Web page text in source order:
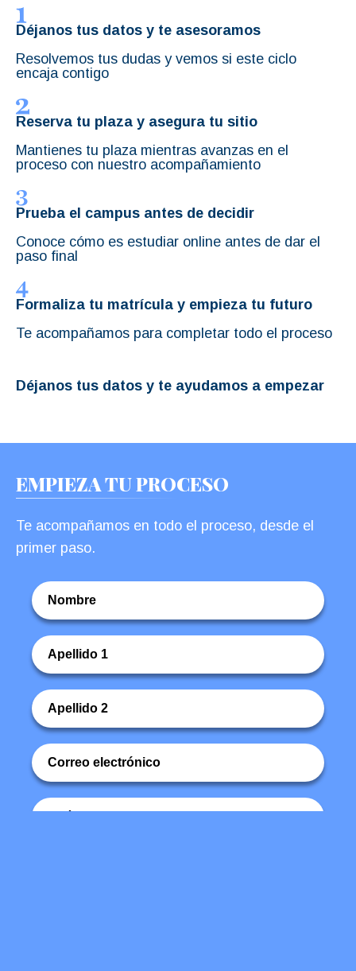
Déjanos tus datos y te asesoramos
Resolvemos tus dudas y vemos si este ciclo
encaja contigo
Reserva tu plaza y asegura tu sitio
Mantienes tu plaza mientras avanzas en el
proceso con nuestro acompañamiento
Prueba el campus antes de decidir
Conoce cómo es estudiar online antes de dar el
paso final
Formaliza tu matrícula y empieza tu futuro
Te acompañamos para completar todo el proceso
Déjanos tus datos y te ayudamos a empezar
EMPIEZA TU PROCESO
Te acompañamos en todo el proceso, desde el
primer paso.